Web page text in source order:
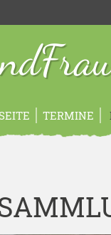
TERMINE